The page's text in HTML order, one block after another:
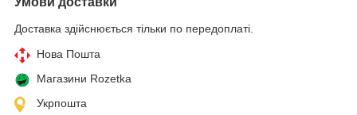
Доставка здійснюється тільки по передоплаті.
Нова Пошта
Магазини Rozetka
Укрпошта